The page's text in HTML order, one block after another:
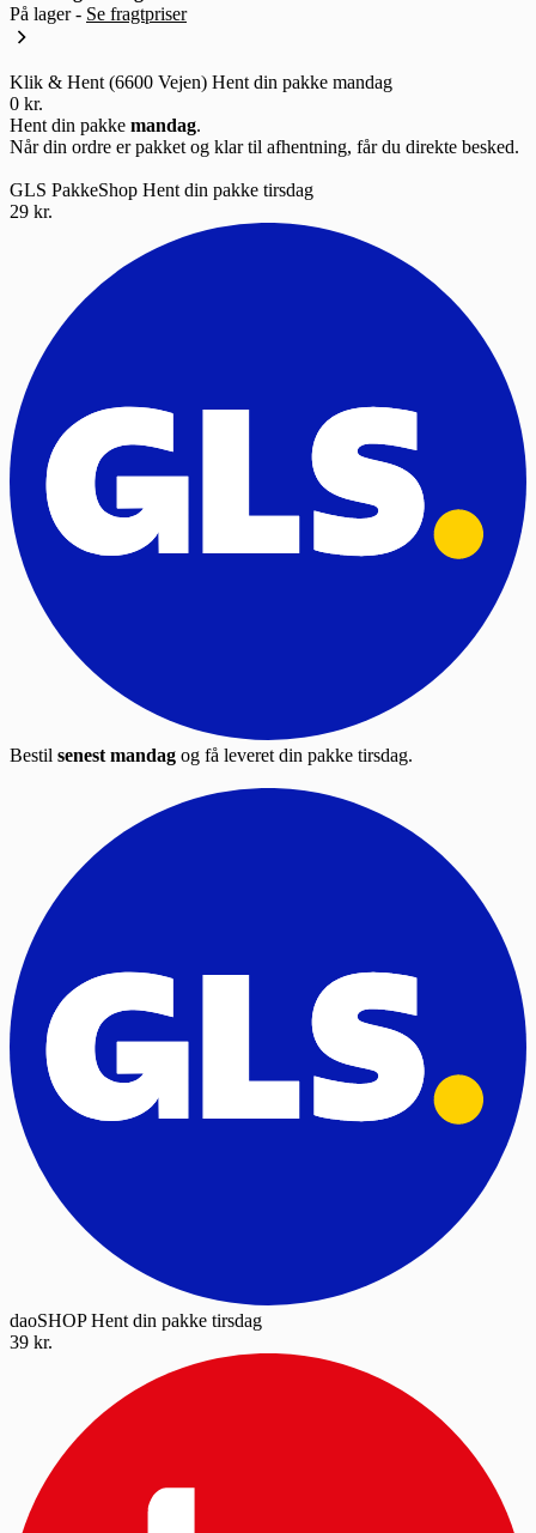
På lager - Se fragtpriser
Klik & Hent (6600 Vejen) Hent din pakke mandag
0 kr.
Hent din pakke mandag.
Når din ordre er pakket og klar til afhentning, får du direkte besked.
GLS PakkeShop Hent din pakke tirsdag
29 kr.
Bestil senest mandag og få leveret din pakke tirsdag.
daoSHOP Hent din pakke tirsdag
39 kr.